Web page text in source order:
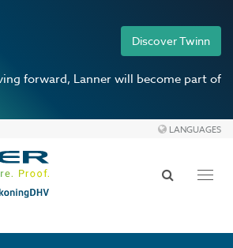
Discover Twinn
forward, Lanner will become part of
LANGUAGES